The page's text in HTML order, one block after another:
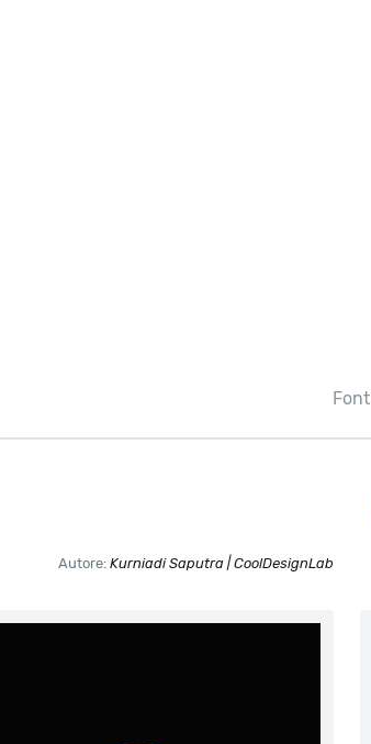
Font
Autore: Kurniadi Saputra | CoolDesignLab